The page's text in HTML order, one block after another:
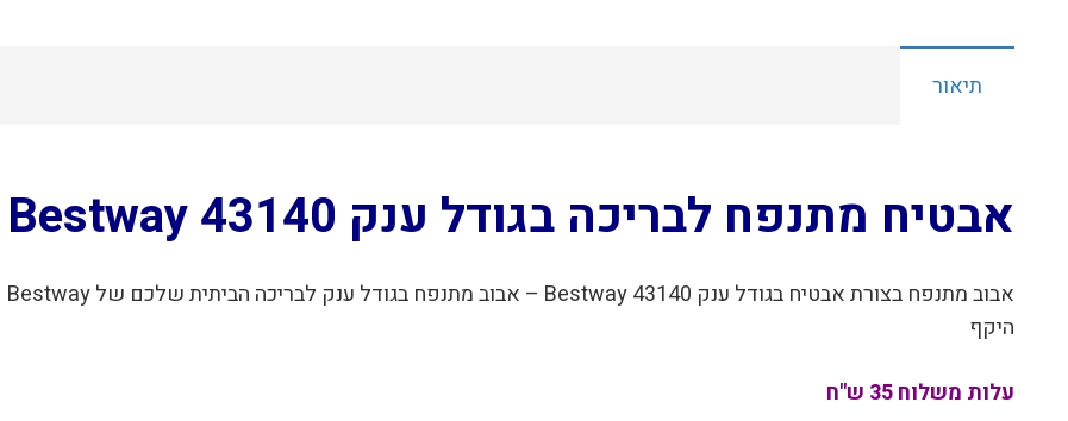
תיאור
אבטיח מתנפח לבריכה בגודל ענק Bestway 43140 – אבוב
היקף
עלות משלוח 35 ש"ח